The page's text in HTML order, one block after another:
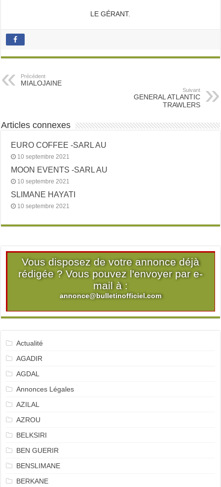
LE GÉRANT.
Précédent
MIALOJAINE
Suivant
GENERAL ATLANTIC
TRAWLERS
Articles connexes
EURO COFFEE -SARL AU
10 septembre 2021
MOON EVENTS -SARL AU
10 septembre 2021
SLIMANE HAYATI
10 septembre 2021
Vous disposez de votre annonce déjà
rédigée ? Vous pouvez l'envoyer par e-
mail à :
annonce@bulletinofficiel.com
Actualité
AGADIR
AGDAL
Annonces Légales
AZILAL
AZROU
BELKSIRI
BEN GUERIR
BENSLIMANE
BERKANE